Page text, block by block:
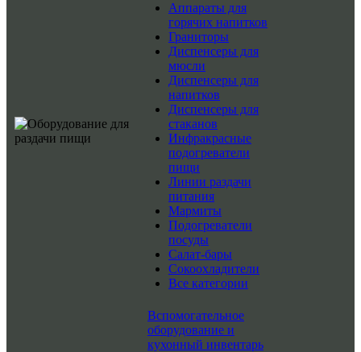
Аппараты для
горячих напитков
Граниторы
Диспенсеры для
мюсли
Диспенсеры для
напитков
Диспенсеры для
стаканов
Инфракрасные
подогреватели
пищи
Линии раздачи
питания
Мармиты
Подогреватели
посуды
Салат-бары
Сокоохладители
Все категории
Вспомогательное
оборудование и
кухонный инвентарь